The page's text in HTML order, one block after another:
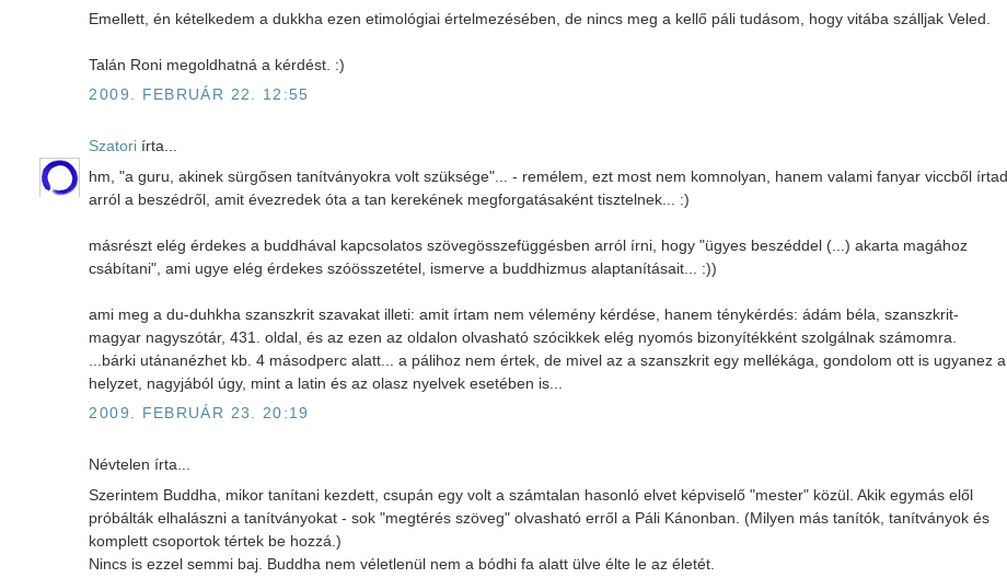
Emellett, én kételkedem a dukkha ezen etimológiai értelmezésében, de nincs meg a kellő páli tudásom, hogy vitába szálljak Veled.
Talán Roni megoldhatná a kérdést. :)
2009. FEBRUÁR 22. 12:55
Szatori írta...
hm, "a guru, akinek sürgősen tanítványokra volt szüksége"... - remélem, ezt most nem komnolyan, hanem valami fanyar viccből írtad
arról a beszédről, amit évezredek óta a tan kerekének megforgatásaként tisztelnek... :)
másrészt elég érdekes a buddhával kapcsolatos szövegösszefüggésben arról írni, hogy "ügyes beszéddel (...) akarta magához
csábítani", ami ugye elég érdekes szóösszetétel, ismerve a buddhizmus alaptanításait... :))
ami meg a du-duhkha szanszkrit szavakat illeti: amit írtam nem vélemény kérdése, hanem ténykérdés: ádám béla, szanszkrit-
magyar nagyszótár, 431. oldal, és az ezen az oldalon olvasható szócikkek elég nyomós bizonyítékként szolgálnak számomra.
...bárki utánanézhet kb. 4 másodperc alatt... a pálihoz nem értek, de mivel az a szanszkrit egy mellékága, gondolom ott is ugyanez a
helyzet, nagyjából úgy, mint a latin és az olasz nyelvek esetében is...
2009. FEBRUÁR 23. 20:19
Névtelen írta...
Szerintem Buddha, mikor tanítani kezdett, csupán egy volt a számtalan hasonló elvet képviselő "mester" közül. Akik egymás elől
próbálták elhalászni a tanítványokat - sok "megtérés szöveg" olvasható erről a Páli Kánonban. (Milyen más tanítók, tanítványok és
komplett csoportok tértek be hozzá.)
Nincs is ezzel semmi baj. Buddha nem véletlenül nem a bódhi fa alatt ülve élte le az életét.